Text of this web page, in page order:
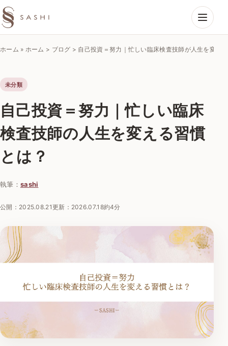
ホーム » ホーム > ブログ > 自己投資＝努力｜忙しい臨床検査技師が人生を変え
未分類
自己投資＝努力｜忙しい臨床
検査技師の人生を変える習慣
とは？
執筆： sashi
公開： 2025.08.21更新： 2026.07.18約4分